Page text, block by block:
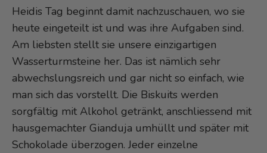
Heidis Tag beginnt damit nachzuschauen, wo sie
heute eingeteilt ist und was ihre Aufgaben sind.
Am liebsten stellt sie unsere einzigartigen
Wasserturmsteine her. Das ist nämlich sehr
abwechslungsreich und gar nicht so einfach, wie
man sich das vorstellt. Die Biskuits werden
sorgfältig mit Alkohol getränkt, anschliessend mit
hausgemachter Gianduja umhüllt und später mit
Schokolade überzogen. Jeder einzelne